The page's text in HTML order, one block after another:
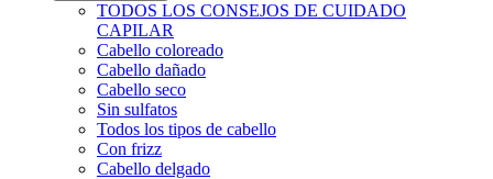
TODOS LOS CONSEJOS DE CUIDADO
CAPILAR
Cabello coloreado
Cabello dañado
Cabello seco
Sin sulfatos
Todos los tipos de cabello
Con frizz
Cabello delgado